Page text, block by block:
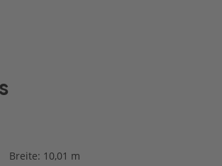
Breite: 10,01 m